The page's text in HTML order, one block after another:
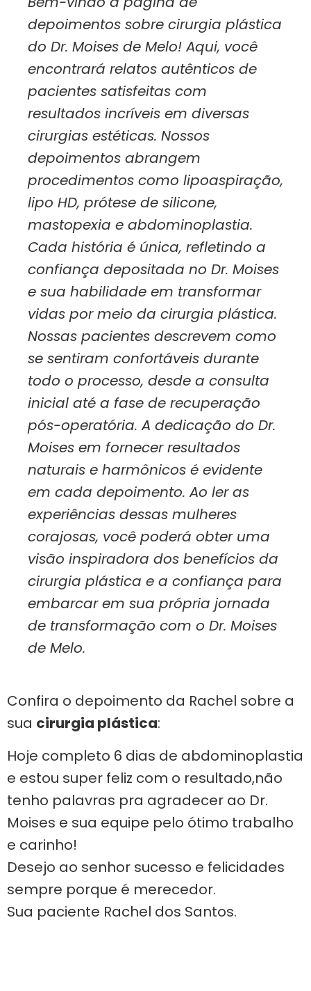
depoimentos sobre cirurgia plástica
do Dr. Moises de Melo! Aqui, você
encontrará relatos autênticos de
pacientes satisfeitas com
resultados incríveis em diversas
cirurgias estéticas. Nossos
depoimentos abrangem
procedimentos como lipoaspiração,
lipo HD, prótese de silicone,
mastopexia e abdominoplastia.
Cada história é única, refletindo a
confiança depositada no Dr. Moises
e sua habilidade em transformar
vidas por meio da cirurgia plástica.
Nossas pacientes descrevem como
se sentiram confortáveis durante
todo o processo, desde a consulta
inicial até a fase de recuperação
pós-operatória. A dedicação do Dr.
Moises em fornecer resultados
naturais e harmônicos é evidente
em cada depoimento. Ao ler as
experiências dessas mulheres
corajosas, você poderá obter uma
visão inspiradora dos benefícios da
cirurgia plástica e a confiança para
embarcar em sua própria jornada
de transformação com o Dr. Moises
de Melo.
Confira o depoimento da Rachel sobre a
sua cirurgia plástica:
Hoje completo 6 dias de abdominoplastia
e estou super feliz com o resultado,não
tenho palavras pra agradecer ao Dr.
Moises e sua equipe pelo ótimo trabalho
e carinho!
Desejo ao senhor sucesso e felicidades
sempre porque é merecedor.
Sua paciente Rachel dos Santos.